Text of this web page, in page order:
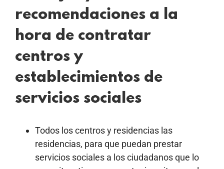
recomendaciones a la
hora de contratar
centros y
establecimientos de
servicios sociales
Todos los centros y residencias las
residencias, para que puedan prestar
servicios sociales a los ciudadanos que lo